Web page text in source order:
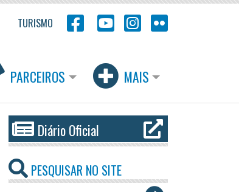
TURISMO
PARCEIROS MAIS
Diário Oficial
PESQUISAR NO SITE